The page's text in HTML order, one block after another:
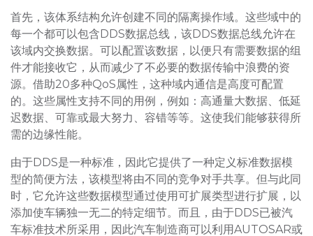
首先，该体系结构允许创建不同的隔离操作域。这些域中的
每一个都可以包含DDS数据总线，该DDS数据总线允许在
该域内交换数据。可以配置该数据，以便只有需要数据的组
件才能接收它，从而减少了不必要的数据传输中浪费的资
源。借助20多种QoS属性，这种域内通信是高度可配置
的。这些属性支持不同的用例，例如：高通量大数据、低延
迟数据、可靠或最大努力、容错等等。这使我们能够获得所
需的边缘性能。
由于DDS是一种标准，因此它提供了一种定义标准数据模
型的简便方法，该模型将由不同的竞争对手共享。但与此同
时，它允许这些数据模型通过使用可扩展类型进行扩展，以
添加使车辆独一无二的特定细节。而且，由于DDS已被汽
车标准技术所采用，因此汽车制造商可以利用AUTOSAR或